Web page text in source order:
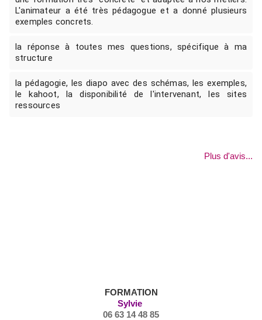
L'animateur a été très pédagogue et a donné plusieurs
exemples concrets.
la réponse à toutes mes questions, spécifique à ma
structure
la pédagogie, les diapo avec des schémas, les exemples,
le kahoot, la disponibilité de l'intervenant, les sites
ressources
Plus d'avis...
FORMATION
Sylvie
06 63 14 48 85